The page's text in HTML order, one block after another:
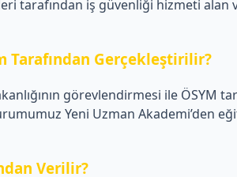
tarafından iş güvenliği hizmeti
Tarafından Gerçekleştirilir?
görevlendirmesi ile ÖSYM
Yeni Uzman Akademi’den
Verilir?